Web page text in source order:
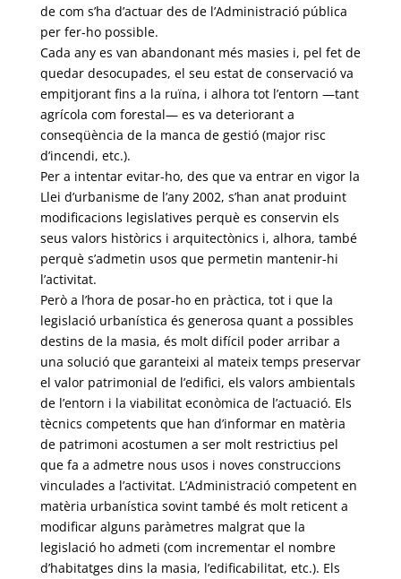
de com s’ha d’actuar des de l’Administració pública
per fer-ho possible.
Cada any es van abandonant més masies i, pel fet de
quedar desocupades, el seu estat de conservació va
empitjorant fins a la ruïna, i alhora tot l’entorn —tant
agrícola com forestal— es va deteriorant a
conseqüència de la manca de gestió (major risc
d’incendi, etc.).
Per a intentar evitar-ho, des que va entrar en vigor la
Llei d’urbanisme de l’any 2002, s’han anat produint
modificacions legislatives perquè es conservin els
seus valors històrics i arquitectònics i, alhora, també
perquè s’admetin usos que permetin mantenir-hi
l’activitat.
Però a l’hora de posar-ho en pràctica, tot i que la
legislació urbanística és generosa quant a possibles
destins de la masia, és molt difícil poder arribar a
una solució que garanteixi al mateix temps preservar
el valor patrimonial de l’edifici, els valors ambientals
de l’entorn i la viabilitat econòmica de l’actuació. Els
tècnics competents que han d’informar en matèria
de patrimoni acostumen a ser molt restrictius pel
que fa a admetre nous usos i noves construccions
vinculades a l’activitat. L’Administració competent en
matèria urbanística sovint també és molt reticent a
modificar alguns paràmetres malgrat que la
legislació ho admeti (com incrementar el nombre
d’habitatges dins la masia, l’edificabilitat, etc.). Els